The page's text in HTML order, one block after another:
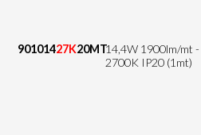
90101427K20MT14,4W 1900lm/mt
2700K IP20 (1mt)